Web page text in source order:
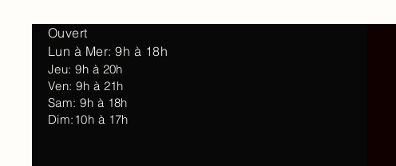
Ouvert
Lun à Mer: 9h à 18h
Jeu: 9h à 20h
Ven: 9h à 21h
Sam: 9h à 18h
Dim:10h à 17h